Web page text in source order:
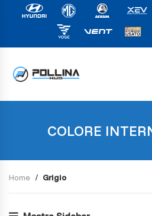
COLORE
Home Grigio